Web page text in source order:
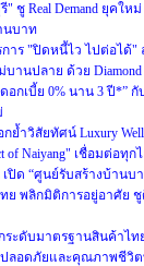
ชู Real Demand ยุค
นบาท
าร "ปิดหนี้ไว ไปต่อได้"
นปลาย ด้วย Diamond
อกเบี้ย 0% นาน 3 ปี*”
กย้ำวิสัยทัศน์ Luxury
of Naiyang" เชื่อมต่อทุ
ปิด “ศูนย์รับสร้างบ้าน
ทย พลิกมิติการอยู่อาศัย
ระดับมาตรฐานสินค้าไ
ลอดภัยและคุณภาพชีวิ